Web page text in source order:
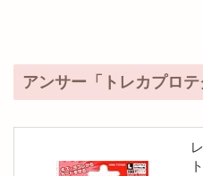
アンサー「トレカプロ